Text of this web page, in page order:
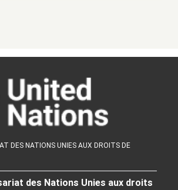
DES NATIONS UNIES AUX DROITS DE
des Nations Unies aux droits